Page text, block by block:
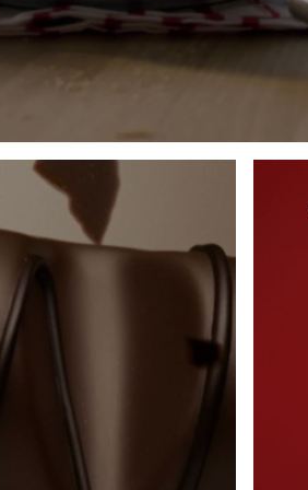
monde entier.